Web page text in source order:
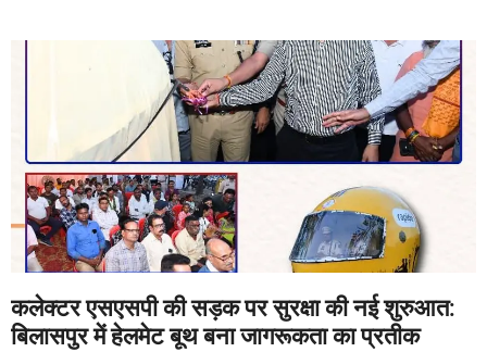
कलेक्टर एसएसपी की सड़क पर सुरक्षा की नई शुरुआत:
बिलासपुर में हेलमेट बूथ बना जागरूकता का प्रतीक